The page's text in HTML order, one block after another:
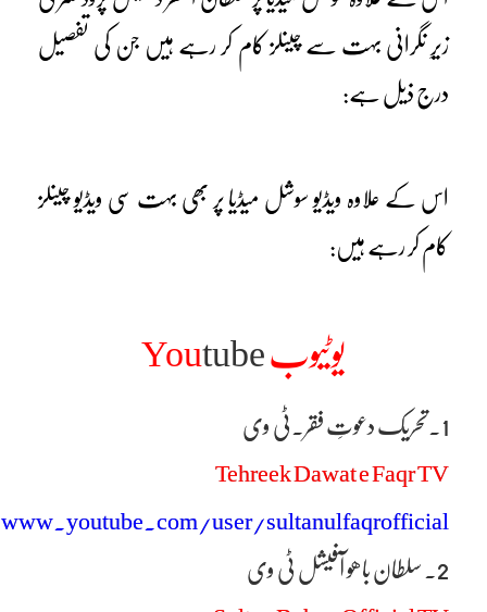
زیرِ نگرانی بہت سے چینلز کام کر رہے ہیں جن کی تفصیل
درج ذیل ہے:
اس کے علاوہ ویڈیو سوشل میڈیا پر بھی بہت سی ویڈیو چینلز
کام کر رہے ہیں:
یوٹیوب Youtube
1۔ تحریک دعوتِ فقر۔ٹی وی
Tehreek Dawat e Faqr TV
user/sultanulfaqrofficial
2۔ سلطان باھو آفیشل ٹی وی